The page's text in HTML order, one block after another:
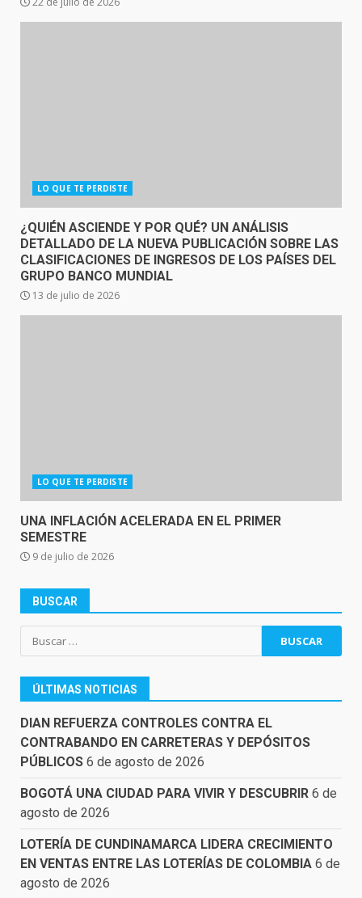
LO QUE TE PERDISTE
¿QUIÉN ASCIENDE Y POR QUÉ? UN ANÁLISIS
DETALLADO DE LA NUEVA PUBLICACIÓN SOBRE LAS
CLASIFICACIONES DE INGRESOS DE LOS PAÍSES DEL
GRUPO BANCO MUNDIAL
13 de julio de 2026
LO QUE TE PERDISTE
UNA INFLACIÓN ACELERADA EN EL PRIMER
SEMESTRE
9 de julio de 2026
BUSCAR
Buscar:
ÚLTIMAS NOTICIAS
DIAN REFUERZA CONTROLES CONTRA EL
CONTRABANDO EN CARRETERAS Y DEPÓSITOS
PÚBLICOS 6 de agosto de 2026
BOGOTÁ UNA CIUDAD PARA VIVIR Y DESCUBRIR 6 de
agosto de 2026
LOTERÍA DE CUNDINAMARCA LIDERA CRECIMIENTO
EN VENTAS ENTRE LAS LOTERÍAS DE COLOMBIA 6 de
agosto de 2026